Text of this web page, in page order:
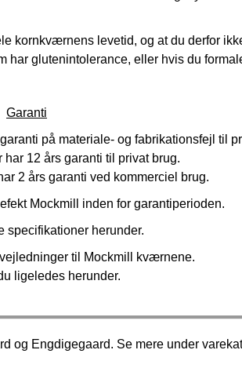
kornkværnens levetid, og at du derfor
glutenintolerance, eller hvis du
Garanti
på materiale- og fabrikationsfejl til
12 års garanti til privat brug.
2 års garanti ved kommerciel brug.
Mockmill inden for garantiperioden.
specifikationer herunder.
til Mockmill kværnene.
ligeledes herunder.
og Engdigegaard. Se mere under